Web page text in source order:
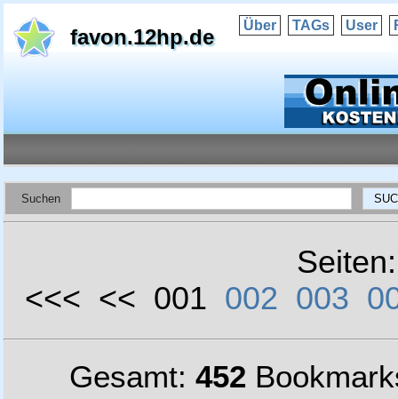
favon.12hp.de Über TAGs User
Suchen
<<< << 001 002 003
Gesamt: 452